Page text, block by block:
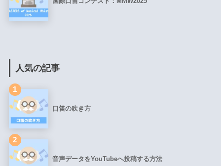
人気の記事
1
口笛の吹き方
2
音声データをYouTubeへ投稿する方法